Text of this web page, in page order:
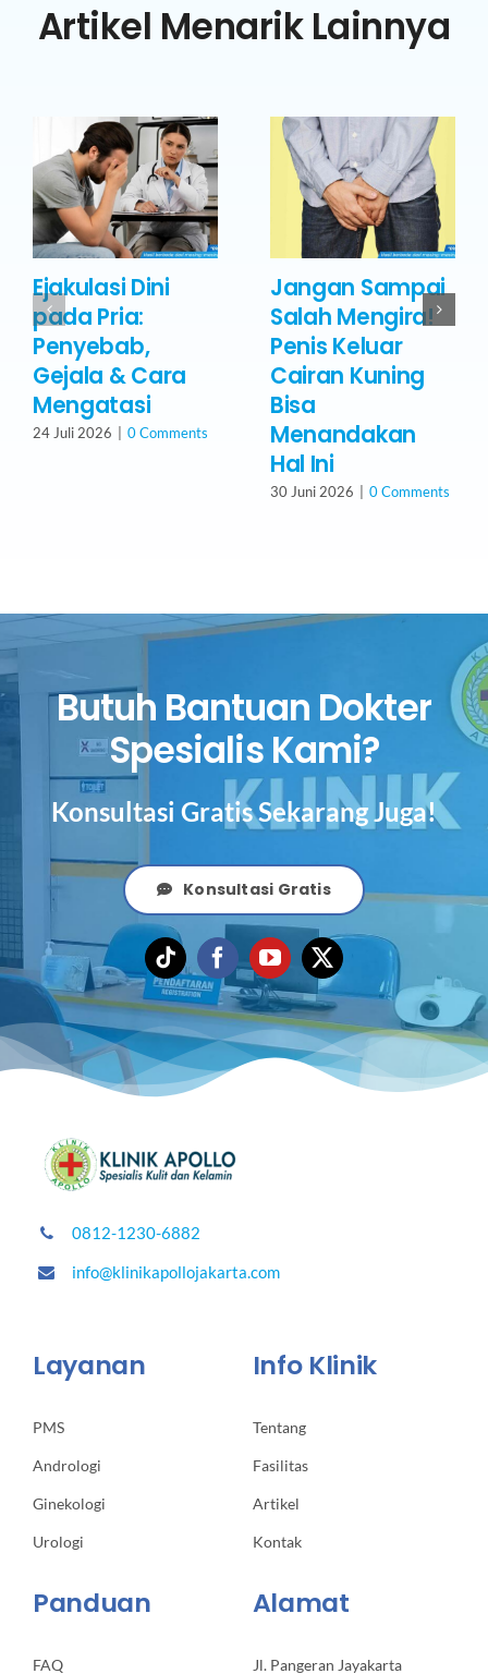
Artikel Menarik Lainnya
Ejakulasi Dini
pada Pria:
Penyebab,
Gejala & Cara
Mengatasi
24 Juli 2026 0 Comments
Jangan Sampai
Salah Mengira!
Penis Keluar
Cairan Kuning
Bisa
Menandakan
Hal Ini
30 Juni 2026 0 Comments
Butuh Bantuan Dokter
Spesialis Kami?
Konsultasi Gratis Sekarang Juga!
Konsultasi Gratis
0812-1230-6882
info@klinikapollojakarta.com
Layanan
PMS
Andrologi
Ginekologi
Urologi
Info Klinik
Tentang
Fasilitas
Artikel
Kontak
Panduan
FAQ
Alamat
Jl. Pangeran Jayakarta